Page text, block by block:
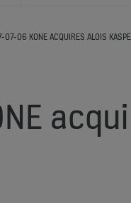
07-06 KONE ACQUIRES ALOIS